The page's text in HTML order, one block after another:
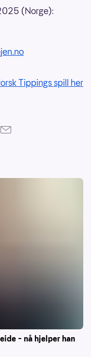
(Norge):
Tippings spill her
– nå hjelper han